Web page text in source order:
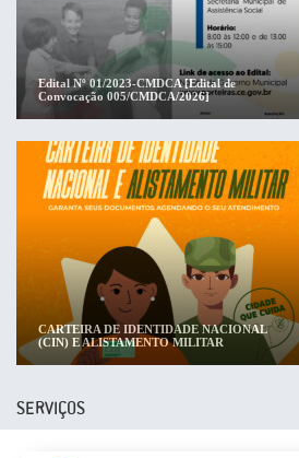
Edital Nº 01/2023-CMDCA [Edital de
Convocação 005/CMDCA/2026]
CARTEIRA DE IDENTIDADE NACIONAL
(CIN) E ALISTAMENTO MILITAR
SERVIÇOS